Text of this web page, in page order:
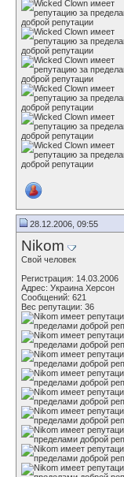
28.12.2006, 09:55
Nikom
Свой человек
Регистрация: 14.03.2006
Адрес: Украина Херсон
Сообщений: 621
Вес репутации: 36